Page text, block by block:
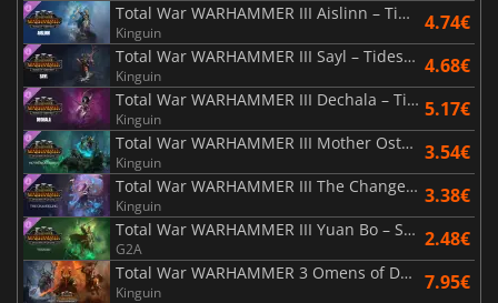
Total War WARHAMMER III Aislinn – Tides of Torment
Kinguin 4.74€
Total War WARHAMMER III Sayl – Tides of Torment
Kinguin 4.68€
Total War WARHAMMER III Dechala – Tides of Torment
Kinguin 5.17€
Total War WARHAMMER III Mother Ostankya – Shadows of Change
Kinguin 3.54€
Total War WARHAMMER III The Changeling – Shadows of Change
Kinguin 3.38€
Total War WARHAMMER III Yuan Bo – Shadows of Change
G2A 2.48€
Total War WARHAMMER 3 Omens of Destruction
Kinguin 7.95€